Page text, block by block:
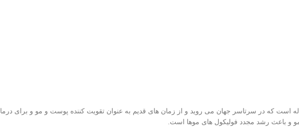
است که در سرتاسر جهان می روید و از زمان های قدیم به عنوان تقویت کننده پوست و مو و
و باعث رشد مجدد فولیکول های مو‌ها است.